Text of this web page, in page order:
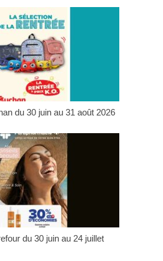
du 30 juin au 31 août 2026
du 30 juin au 24 juillet